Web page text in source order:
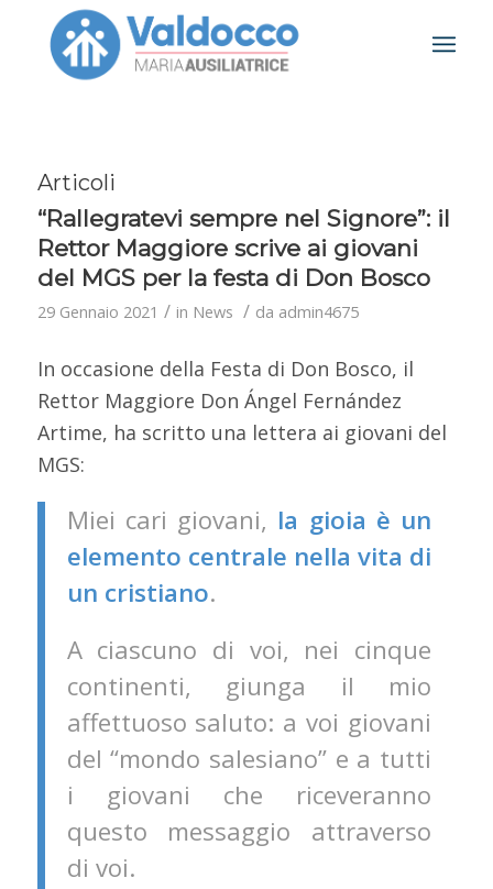
Articoli
“Rallegratevi sempre nel Signore”: il
Rettor Maggiore scrive ai giovani
del MGS per la festa di Don Bosco
29 Gennaio 2021 / in News / da admin4675
In occasione della Festa di Don Bosco, il
Rettor Maggiore Don Ángel Fernández
Artime, ha scritto una lettera ai giovani del
MGS:
Miei cari giovani, la gioia è un
elemento centrale nella vita di
un cristiano.
A ciascuno di voi, nei cinque
continenti, giunga il mio
affettuoso saluto: a voi giovani
del “mondo salesiano” e a tutti
i giovani che riceveranno
questo messaggio attraverso
di voi.